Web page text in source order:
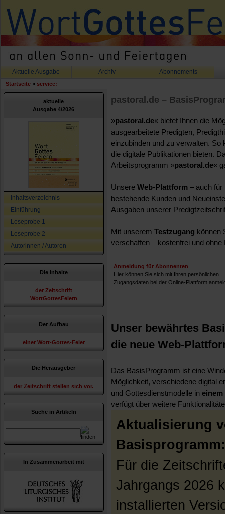
Aktuelle Ausgabe Archiv Abonnements
Startseite » service:
aktuelle
Ausgabe 4/2026
Inhaltsverzeichnis
Einführung
Leseprobe 1
Leseprobe 2
Autorinnen / Autoren
Die Inhalte
der Zeitschrift
WortGottesFeiern
Der Aufbau
einer Wort-Gottes-Feier
Die Herausgeber
der Zeitschrift stellen sich vor.
Suche in Artikeln
In Zusammenarbeit mit
pastoral.de –
»pastoral.de« bietet Ihnen die
ausgearbeitete Predigten,
einzubinden und zu verwalten. So
die digitale Publikationen bieten.
Arbeitsprogramm »pastoral.de«
Unsere Web-Plattform – auch für
bestehende Kunden und
Ausgaben unserer
Mit unserem Testzugang können
verschaffen – kostenfrei und ohne
Anmeldung für Abonnenten
Hier können Sie sich mit Ihren persönlichen
Zugangsdaten bei der Online-Plattform
Unser bewährtes
die neue Web-
Das BasisProgramm ist eine
Möglichkeit, verschiedene digital
und Gottesdienstmodelle in einem
verfügt über weitere
Aktualisierung
Basisprogramm:
Für die
Jahrgangs 2026
installierten